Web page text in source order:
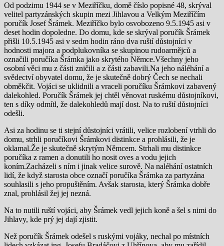
Od podzimu 1944 se v Meziříčku, domě číslo popisné 48, skrýval
velitel partyzánských skupin mezi Jihlavou a Velkým Meziříčím
poručík Josef Šrámek. Meziříčko bylo osvobozeno 9.5.1945 asi v
deset hodin dopoledne. Do domu, kde se skrýval poručík Šrámek
přišli 10.5.1945 asi v sedm hodin ráno dva ruští důstojníci v
hodnosti majora a podplukovníka se skupinou rudoarmějců a
označili poručíka Šrámka jako skrytého Němce.Všechny jeho
osobní věci mu z části zničili a z části zabavili.Na jeho náléhání a
svědectví obyvatel domu, že je skutečně dobrý Čech se nechali
obměkčit. Vojáci se uklidnili a vraceli poručíku Šrámkovi zabavený
dalekohled. Poručík Šrámek jej chtěl věnovat ruskému důstojníkovi,
ten s díky odmítl, že dalekohledů mají dost. Na to ruští důstojníci
odešli.
Asi za hodinu se ti stejní důstojníci vrátili, velice rozlobení vtrhli do
domu, strhli poručíkovi Šrámkovi distinkce a prohlásili, že je
oklamal.Že je skutečně skrytým Němcem. Strhali mu distinkce
poručíka z ramen a donutili ho nosit oves a vodu jejich
koním.Zacházeli s ním i jinak velice surově. Na naléhání ostatních
lidí, že když starosta obce označí poručíka Šrámka za partyzána
souhlasili s jeho propuštěním. Avšak starosta, který Šrámka dobře
znal, prohlásil žej jej nezná.
Na to nutili ruští vojáci, aby Šrámek vedl jejich koně a šel s nimi do
Jihlavy, kde prý jej dají zjistit.
Než poručík Šrámek odešel s ruskými vojáky, nechal po místních